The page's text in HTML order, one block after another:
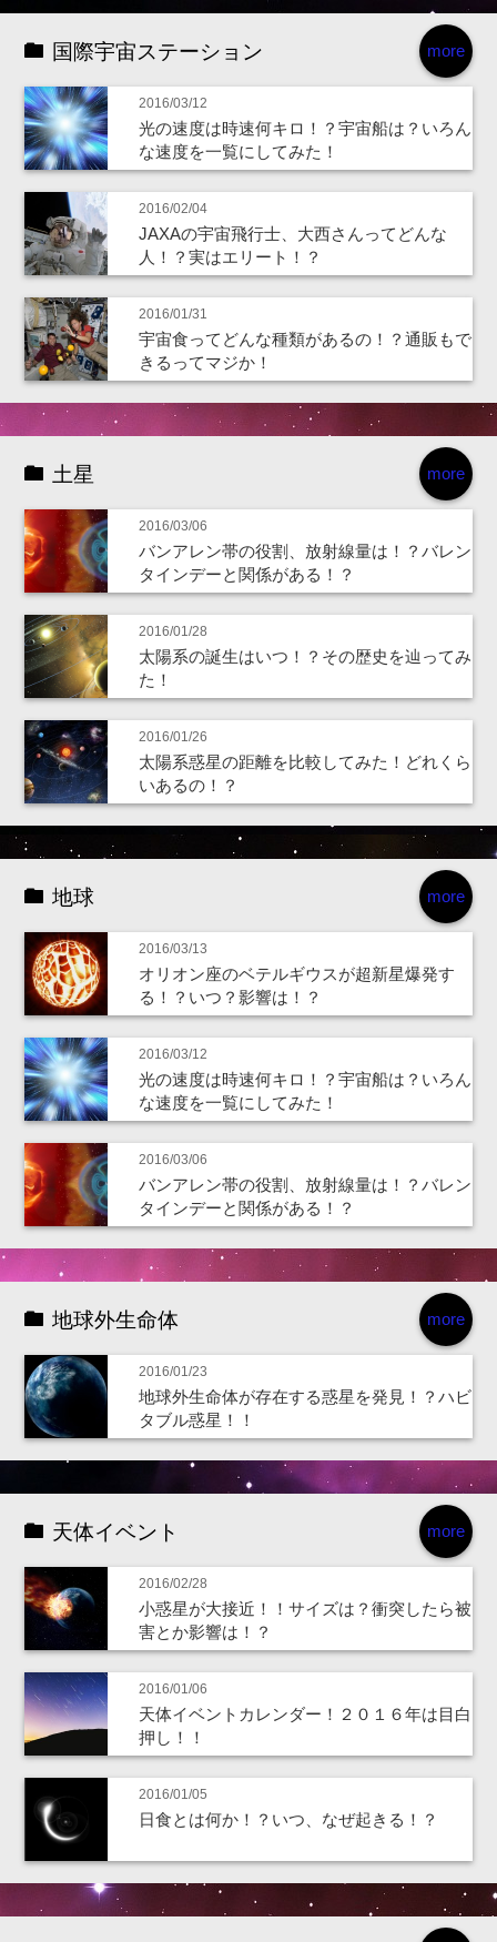
more
国際宇宙ステーション
2016/03/12
光の速度は時速何キロ！？宇宙船は？いろん
な速度を一覧にしてみた！
2016/02/04
JAXAの宇宙飛行士、大西さんってどんな
人！？実はエリート！？
2016/01/31
宇宙食ってどんな種類があるの！？通販もで
きるってマジか！
more
土星
2016/03/06
バンアレン帯の役割、放射線量は！？バレン
タインデーと関係がある！？
2016/01/28
太陽系の誕生はいつ！？その歴史を辿ってみ
た！
2016/01/26
太陽系惑星の距離を比較してみた！どれくら
いあるの！？
more
地球
2016/03/13
オリオン座のベテルギウスが超新星爆発す
る！？いつ？影響は！？
2016/03/12
光の速度は時速何キロ！？宇宙船は？いろん
な速度を一覧にしてみた！
2016/03/06
バンアレン帯の役割、放射線量は！？バレン
タインデーと関係がある！？
more
地球外生命体
2016/01/23
地球外生命体が存在する惑星を発見！？ハビ
タブル惑星！！
more
天体イベント
2016/02/28
小惑星が大接近！！サイズは？衝突したら被
害とか影響は！？
2016/01/06
天体イベントカレンダー！２０１６年は目白
押し！！
2016/01/05
日食とは何か！？いつ、なぜ起きる！？